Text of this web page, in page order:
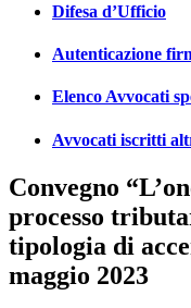
Difesa d’Ufficio
Autenticazione
Elenco Avvocati
Avvocati iscritti
Convegno
processo
tipologia di
maggio 2023